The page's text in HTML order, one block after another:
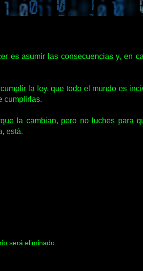
es asumir las consecuencias y, en
la ley, que todo el mundo es
cumplirlas.
la cambian, pero no luches para
está.
será eliminado.